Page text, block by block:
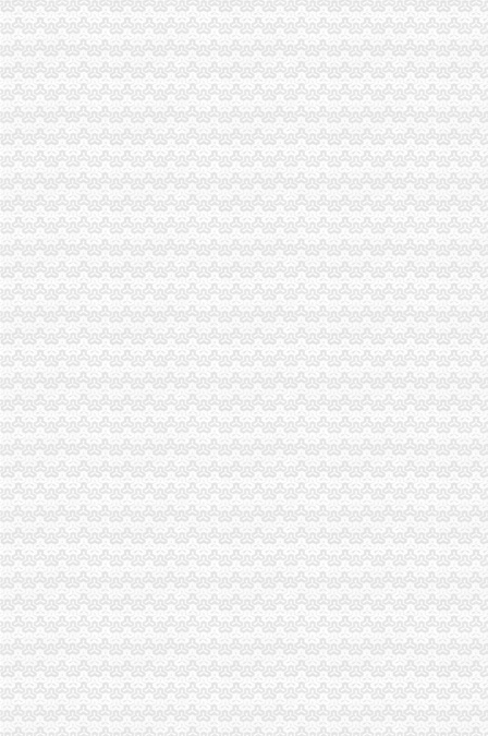
0元注册公司代办工商全套手续-聊城58同城
新都0元注册公司,代理记账,公司转让,注销成都工商年检今题网
重庆一元注册公司
公司已经在重庆公积金管理中心注册了一个账号了,公司四月份已经
重庆元邦农业发展有限公司
重庆0元注册公司
重庆都尚装修有限公司-土巴兔装修网
【知识产权管理规范】-贯彻企业知识产权管理管规范认定（励补助
重庆免费注册公司
重庆冰盈注册安全工程师事务所有限公司
重庆九龙坡商标注册找哪个公司？_第1页_重庆E线广告设计策划_职场
免费注册公司
徐州专业免费公司注册_徐州商务服务-徐州-苏北信息港
潍坊免费公司注册、潍坊明诚代理记账、潍坊免费公司注册工商代理-